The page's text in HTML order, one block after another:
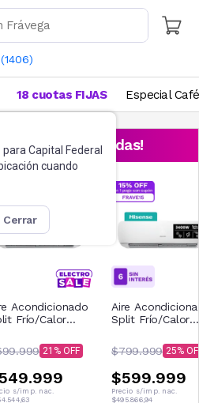
(1406)
para Capital Federal
cuando
cerrar
18 cuotas FIJAS Especial Café
ofertas destacadas!
Acondicionado
Frío/Calor
21
s/imp. nac.
Aire
Split Frío/Calor
2900F
$799.999 25
$599.999
Precio s/imp. nac.
$495.866,94